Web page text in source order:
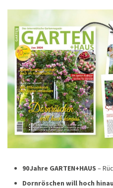
90 Jahre GARTEN+HAUS –
Dornröschen will hoch